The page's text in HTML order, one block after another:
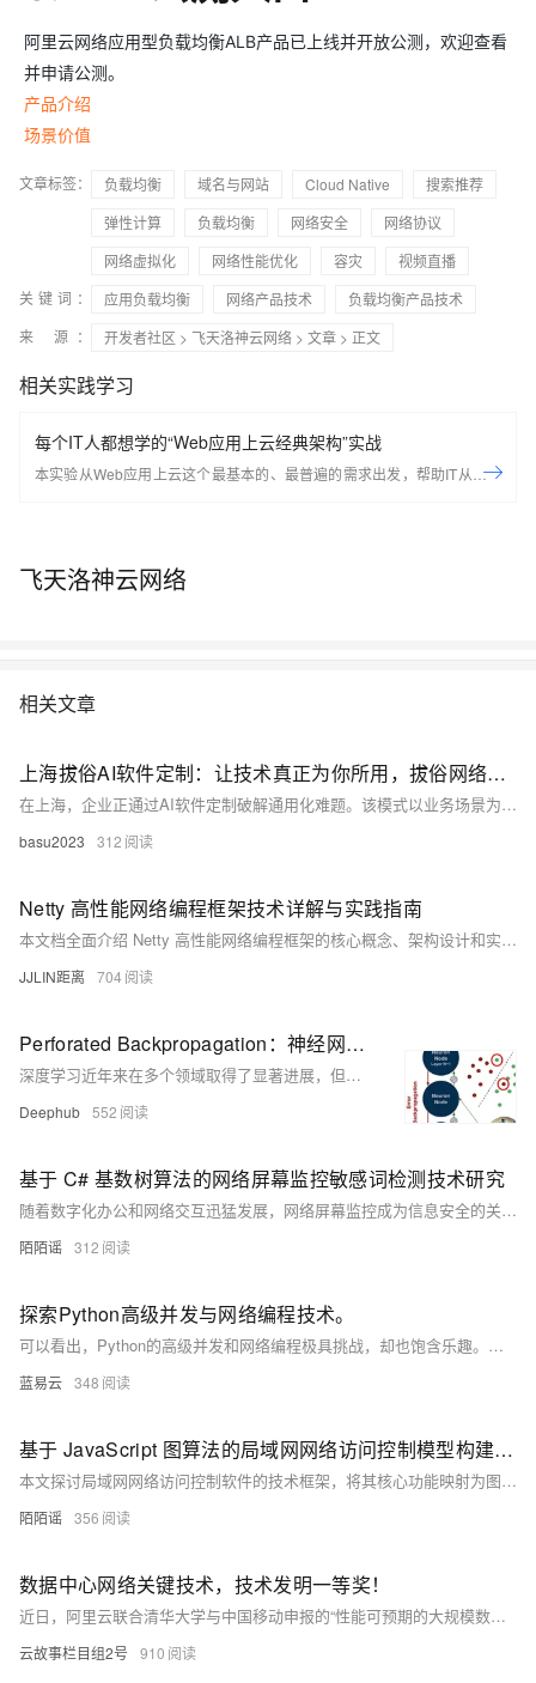
阿里云网络应用型负载均衡ALB产品已上线并开放公测，欢迎查看
并申请公测。
产品介绍
场景价值
文章标签： 负载均衡 域名与网站 Cloud Native
搜索推荐
弹性计算
负载均衡 网络安全
网络协议
网络虚拟化
网络性能优化 容灾
视频直播
关键词：
应用负载均衡 网络产品技术
负载均衡产品技术
来 源：
开发者社区 > 飞天洛神云网络 > 文章 > 正文
相关实践学习
每个IT人都想学的“Web应用上云经典架构”实战
本实验从Web应用上云这个最基本的、最普遍的需求出发，帮助IT从业者
飞天洛神云网络
相关文章
上海拔俗AI软件定制：让技术真正为你所用，拔俗网络这样做
在上海，企业正通过AI软件定制破解通用化难题。该模式以业务场景为核心，量身打造智能解决方案，涵盖场景化模型开发、模块化架构设计与数据闭环优化三大技术维度，推动技术与业务深度融合，助力企业实现高效、可持续的数字化转型。
basu2023 312
Netty 高性能网络编程框架技术详解与实践指南
本文档全面介绍 Netty 高性能网络编程框架的核心概念、架构设计和实践应用。作为 Java 领域最优秀的 NIO 框架之一，Netty 提供了异步事件驱动的网络应用程序框架，用于快速开发可维护的高性能协议服务器和客户端。本文将深入探讨其 Reactor 模型、ChannelPipeline、编解码器、内存管理等核心机制，帮助开发者构建高性能的网络应用系统。
JJLIN距离 704
Perforated Backpropagation：神经网络优化的创新技术及PyTorch使用指南
深度学习近年来在多个领域取得了显著进展，但其核心组件——人工神经元和反向传播算法自提出以来鲜有根本性突破。穿孔反向传播（Perforated Backpropagation）技术通过引入“树突”机制，模仿生物神经元的计算能力，实现了对传统神经元的增强。该技术利用基于协方差的损失函数训练树突节点，使其能够识别神经元分类中的异常模式，从而提升整体网络性能。实验表明，该方法不仅可提高模型精度（如BERT模型准确率提升3%-17%），还能实现高效模型压缩（参数减少44%而无性能损失）。这一革新为深度学习的基础构建模块带来了新的可能性，尤其适用于边缘设备和大规模模型优化场景。
Deephub 552
基于 C# 基数树算法的网络屏幕监控敏感词检测技术研究
随着数字化办公和网络交互迅猛发展，网络屏幕监控成为信息安全的关键。基数树（Trie Tree）凭借高效的字符串处理能力，在敏感词检测中表现出色。结合C#语言，可构建高时效、高准确率的敏感词识别模块，提升网络安全防护能力。
陌陌谣 312
探索Python高级并发与网络编程技术。
可以看出，Python的高级并发和网络编程极具挑战，却也饱含乐趣。探索这些技术，你将会发现：它们好比是Python世界的海洋，有穿越风暴的波涛，也有寂静深海的奇妙。开始旅途，探索无尽可能吧！
蓝易云 348
基于 JavaScript 图算法的局域网网络访问控制模型构建及局域网禁止上网软件的技术实现路径研究
本文探讨局域网网络访问控制软件的技术框架，将其核心功能映射为图论模型，通过节点与边表示终端设备及访问关系。以JavaScript实现DFS算法，模拟访问权限判断，优化动态策略更新与多层级访问控制。结合流量监控数据，提升网络安全响应能力，为企业自主研发提供理论支持，推动智能化演进，助力数字化管理。
陌陌谣 356
数据中心网络关键技术，技术发明一等奖！
近日，阿里云联合清华大学与中国移动申报的“性能可预期的大规模数据中心网络关键技术与应用”项目荣获中国电子学会技术发明一等奖。该项目通过端网融合架构，实现数据中心网络性能的可预期性，在带宽保障、时延控制和故障恢复速度上取得重大突破，显著提升服务质量。成果已应用于阿里云多项产品及重大社会活动中，如巴黎奥运会直播、“双十一”购物节等，展现出国际领先水平。
云故事栏目组2号 910